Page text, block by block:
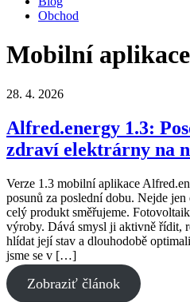
Obchod
Mobilní aplikace
28. 4. 2026
Alfred.energy 1.3:
zdraví elektrárny na
Verze 1.3 mobilní aplikace
posunů za poslední dobu. Nejde
celý produkt směřujeme.
výroby. Dává smysl ji aktivně řídit,
hlídat její stav a dlouhodobě
jsme se v […]
Zobraziť článok